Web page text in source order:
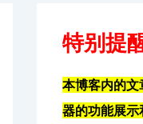
特别提
本博客内的
器的功能展示